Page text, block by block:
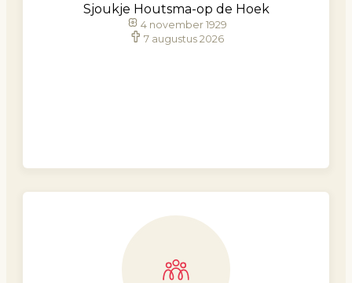
Sjoukje Houtsma-op de Hoek
4 november 1929
7 augustus 2026